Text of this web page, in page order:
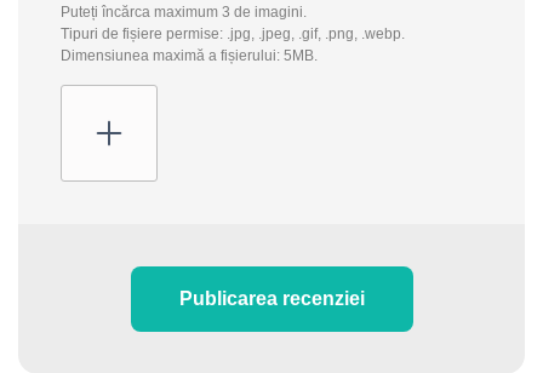
Puteți încărca maximum 3 de imagini.
Tipuri de fișiere permise: .jpg, .jpeg, .gif, .png, .webp.
Dimensiunea maximă a fișierului: 5MB.
Publicarea recenziei